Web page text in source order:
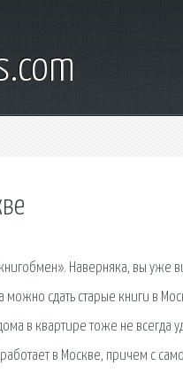
Наверняка, вы
сдать старые книги в
в квартире тоже не всегда
в Москве, причем с